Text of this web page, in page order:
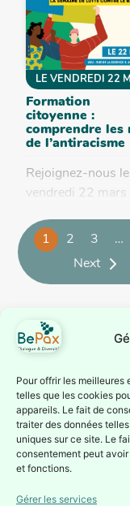
Pour offrir les meilleures
telles que les cookies
appareils. Le fait de
traiter des données
uniques sur ce site. Le
consentement peut
et fonctions.
Gérer les services
LE VENDREDI 22
Formation
citoyenne :
comprendre les
de l’antiracisme
Rejoignez-nous le
vendredi 22 mars
la semaine de lutte
conte le racisme.
occasion BePax
1 2 3 …
Next
Suivez-
Inscrivez-vous
newsletter ou
sur nos